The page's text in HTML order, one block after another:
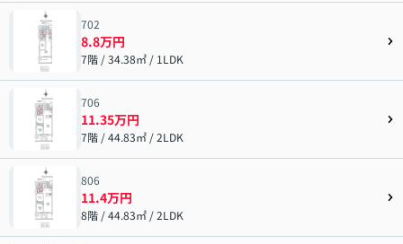
702
8.8万円
7階 / 34.38㎡ / 1LDK
706
11.35万円
7階 / 44.83㎡ / 2LDK
806
11.4万円
8階 / 44.83㎡ / 2LDK